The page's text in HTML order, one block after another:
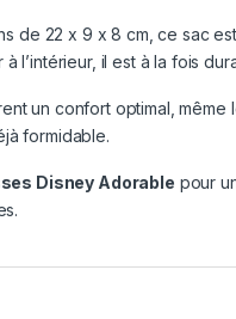
de 22 x 9 x 8 cm, ce sac
à l’intérieur, il est à la fois
un confort optimal,
formidable.
Disney Adorable pour